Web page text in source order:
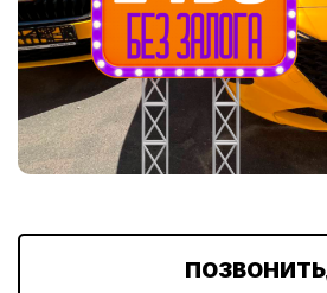
ПОЗВОНИТЬ